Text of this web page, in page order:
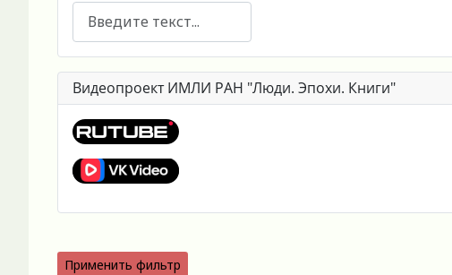
Поиск
Видеопроект ИМЛИ РАН "Люди. Эпохи. Книги"
Применить фильтр